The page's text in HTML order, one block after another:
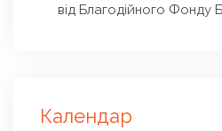
від Благодійного Фонду
Календар